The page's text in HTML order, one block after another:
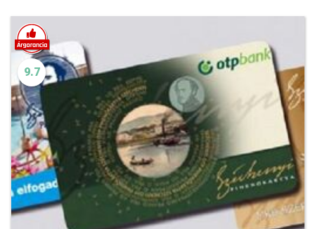
9.7